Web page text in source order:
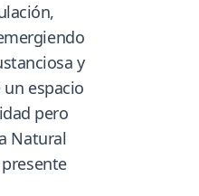
y
espacio
pero
Natural